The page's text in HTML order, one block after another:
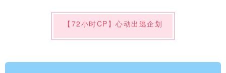
【72小时CP】心动出逃企划